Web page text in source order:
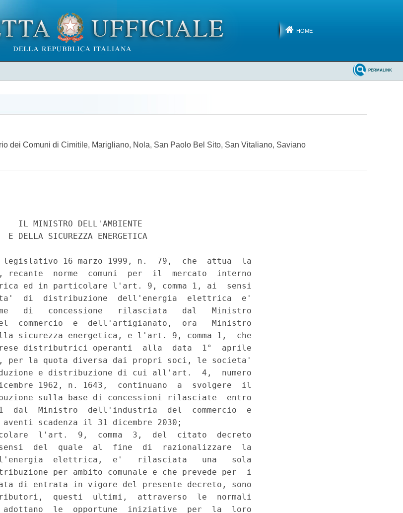
HOME
PERMALINK
dei Comuni di Cimitile, Marigliano, Nola, San Paolo Bel Sito, San Vitaliano, Saviano